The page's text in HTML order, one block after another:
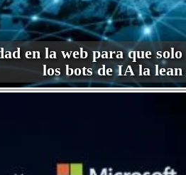
en la web para que solo
los bots de IA la lean